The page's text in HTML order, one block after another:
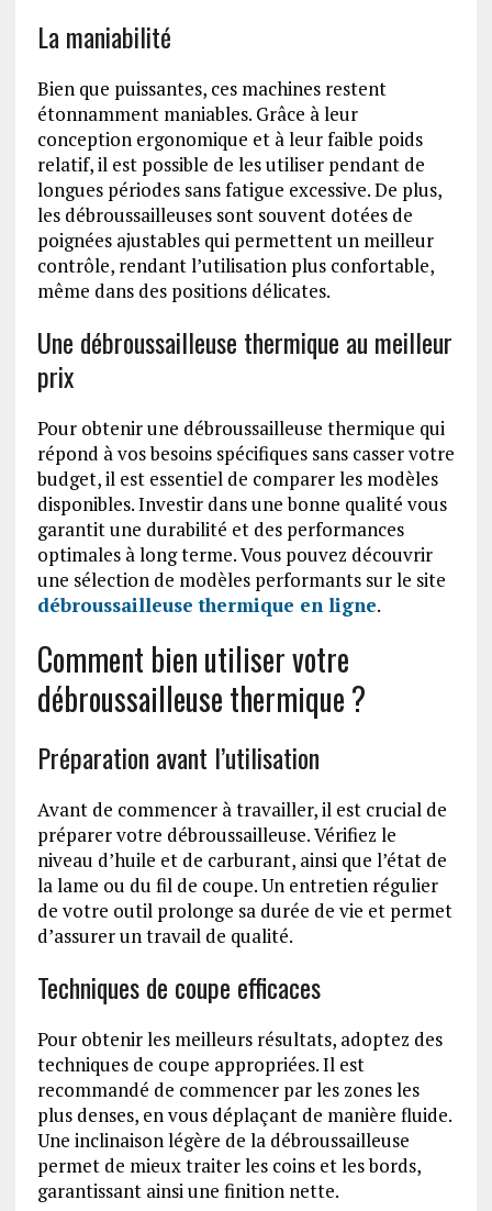
La maniabilité
Bien que puissantes, ces machines restent
étonnamment maniables. Grâce à leur
conception ergonomique et à leur faible poids
relatif, il est possible de les utiliser pendant de
longues périodes sans fatigue excessive. De plus,
les débroussailleuses sont souvent dotées de
poignées ajustables qui permettent un meilleur
contrôle, rendant l’utilisation plus confortable,
même dans des positions délicates.
Une débroussailleuse thermique au meilleur
prix
Pour obtenir une débroussailleuse thermique qui
répond à vos besoins spécifiques sans casser votre
budget, il est essentiel de comparer les modèles
disponibles. Investir dans une bonne qualité vous
garantit une durabilité et des performances
optimales à long terme. Vous pouvez découvrir
une sélection de modèles performants sur le site
débroussailleuse thermique en ligne.
Comment bien utiliser votre
débroussailleuse thermique ?
Préparation avant l’utilisation
Avant de commencer à travailler, il est crucial de
préparer votre débroussailleuse. Vérifiez le
niveau d’huile et de carburant, ainsi que l’état de
la lame ou du fil de coupe. Un entretien régulier
de votre outil prolonge sa durée de vie et permet
d’assurer un travail de qualité.
Techniques de coupe efficaces
Pour obtenir les meilleurs résultats, adoptez des
techniques de coupe appropriées. Il est
recommandé de commencer par les zones les
plus denses, en vous déplaçant de manière fluide.
Une inclinaison légère de la débroussailleuse
permet de mieux traiter les coins et les bords,
garantissant ainsi une finition nette.